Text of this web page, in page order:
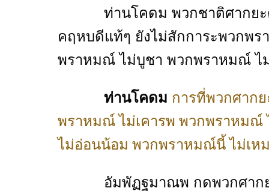
ท่านโคดม พวกชาติศากยะดุร้
คฤหบดีแท้ๆ ยังไม่สักการะพวกพ
พราหมณ์ ไม่บูชา พวกพราหมณ์
ท่านโคดม การที่พวกศาก
พราหมณ์ ไม่เคารพ พวกพราหม
ไม่อ่อนน้อม พวกพราหมณ์นี้ ไม่เห
อัมพัฏฐมาณพ กดพวกศากยะ